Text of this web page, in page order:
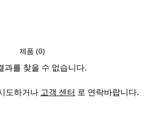
제품 (0)
과를 찾을 수 없습니다.
도하거나 고객 센터 로 연락바랍니다.